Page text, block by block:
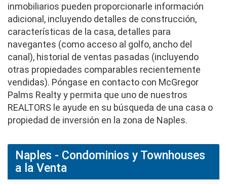
inmobiliarios pueden proporcionarle información
adicional, incluyendo detalles de construcción,
características de la casa, detalles para
navegantes (como acceso al golfo, ancho del
canal), historial de ventas pasadas (incluyendo
otras propiedades comparables recientemente
vendidas). Póngase en contacto con McGregor
Palms Realty y permita que uno de nuestros
REALTORS le ayude en su búsqueda de una casa o
propiedad de inversión en la zona de Naples.
Naples - Condominios y Townhouses
a la Venta